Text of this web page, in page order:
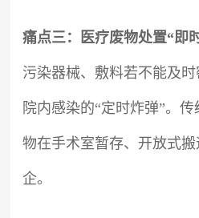
痛点三：医疗废物处置“即
污染器械、敷料若不能及
院内感染的“定时炸弹”。
物在手术室暂存、开放式
企。